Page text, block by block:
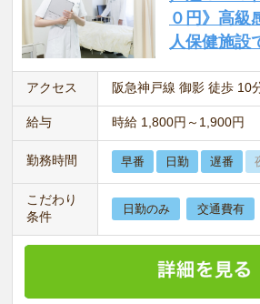
０円》高級
人保健施設
アクセス 阪急神戸線 御影 徒歩 10
給与 時給 1,800円～1,900円
勤務時間 早番 日勤 遅番
こだわり
条件
日勤のみ 交通費有